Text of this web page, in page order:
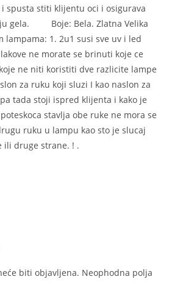
spusta stiti klijentu oci i osigurava
gela. Boje: Bela. Zlatna Velika
lampama: 1. 2u1 susi sve uv i led
ne morate se brinuti koje ce
ne niti koristiti dve razlicite lampe
za ruku koji sluzi I kao naslon za
tada stoji ispred klijenta i kako je
stavlja obe ruke ne mora se
ruku u lampu kao sto je slucaj
ili druge strane. ! .
biti objavljena. Neophodna polja